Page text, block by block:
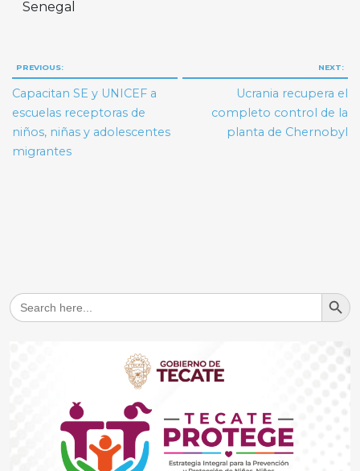
Senegal
Navegación
de
entradas
PREVIOUS:
Capacitan SE y UNICEF a
escuelas receptoras de
niños, niñas y adolescentes
migrantes
NEXT:
Ucrania recupera el
completo control de la
planta de Chernobyl
Search
for:
Search